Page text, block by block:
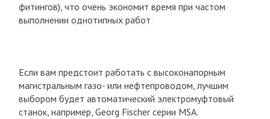
фитингов), что очень экономит время при частом
выполнении однотипных работ
Если вам предстоит работать с высоконапорным
магистральным газо- или нефтепроводом, лучшим
выбором будет автоматический электромуфтовый
станок, например, Georg Fischer серии MSA.